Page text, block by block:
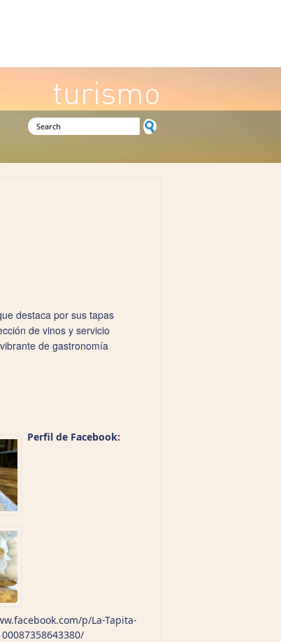
turismo
Search form
destaca por sus tapas
de vinos y servicio
de gastronomía
Perfil de Facebook:
p/La-Tapita-